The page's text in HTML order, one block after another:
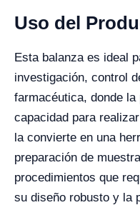
Uso del
Esta balanza es ideal
investigación, control
farmacéutica, donde
capacidad para
la convierte en una
preparación de
procedimientos que
su diseño robusto y la